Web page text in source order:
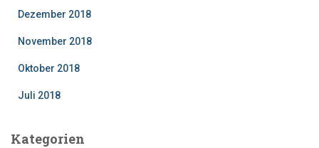
Dezember 2018
November 2018
Oktober 2018
Juli 2018
Kategorien